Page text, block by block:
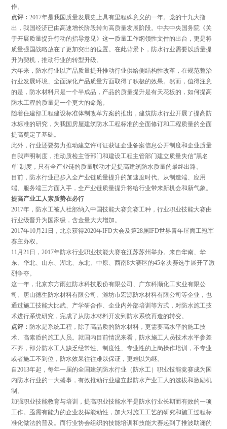
作。
点评：2017年是我国质量发展史上具有里程碑意义的一年。党的十九大指
出，我国经济已由高速增长阶段转向高质量发展阶段。中共中央国务院《关
于开展质量提升行动的指导意见》这一质量工作纲领性文件的出台，更是将
质量强国战略放在了更加突出的位置。在此背景下，防水行业需要以质量提
升为契机，推动行业的转型升级。
六年来，防水行业以产品质量提升推动行业供给侧结构性改革，在规范整治
行业发展环境、全面深化产品质量方面取得了积极的效果。然而，值得注意
的是，防水材料只是一个半成品，产品的质量提升是有天花板的，如何提高
防水工程的质量是一个更大的命题。
随着住建部工程建设标准体制改革方案的推出，建筑防水行业开展了提高防
水标准的研究，为我国房屋建筑防水工程标准的全面修订和工程质量的全面
提高奠定了基础。
此外，行业还要努力推动建立许可证获证企业备案信息公开制度和企业质量
自我声明制度，推动质检主管部门和建设工程主管部门建立质量失信"黑名
单"制度，只有全产业链的质量联动才是提高建筑防水质量的最终出路。
目前，防水行业已步入全产业链质量提升的加速度时代。从制造端、应用
端、服务端三方面入手，全产业链质量提升将给行业带来新机会和新气象。
提高产业工人素质势在必行
2017年，防水工被人社部纳入中国技能大赛竞赛工种，行业职业技能大赛由
行业级晋升为国家级，含金量大大增加。
2017年10月21日，北京获得2020年IFD大会及第28届IFD世界青年屋面工冠军
赛主办权。
11月21日，2017年防水行业职业技能大赛在江苏苏州举办。来自华南、华
东、华北、山东、湖北、东北、中原、西南8大赛区的45名决赛选手展开了激
烈争夺。
这一年，北京东方雨虹防水科技股份有限公司、广东科顺化工实业有限公
司、唐山德生防水材料有限公司、潍坊市宏源防水材料有限公司等企业，也
通过施工技能大比武、产学研合作、企业内外部培训等方式，对防水施工技
术进行系统研究，完成了从防水材料开发到防水系统再造的转变。
点评：防水是系统工程，除了高品质的防水材料，更需要高水平的施工技
术、高素质的施工人员。就国内目前情况来看，防水施工人员技术水平参差
不齐，部分防水工人缺乏经常性、制度性、专业性的上岗操作培训，不专业
或者施工不到位，防水效果往往难以保证，更难以为继。
自2013年起，每年一届的全国建筑防水行业（防水工）职业技能竞赛成为国
内防水行业的一大盛事，有效推动行业建立起防水产业工人的选拔和激励机
制。
加强职业技能教育与培训，提高职业技能水平是防水行业长期而有效的一项
工作。亟需有能力的企业发挥能动性，加大对施工工艺的研究和施工过程标
准化做法的普及。而行业协会组织的技能培训和技能大赛起到了推波助澜的